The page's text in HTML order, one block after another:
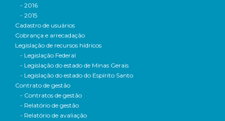
- 2016
- 2015
Cadastro de usuários
Cobrança e arrecadação
Legislação de recursos hídricos
- Legislação Federal
- Legislação do estado de Minas Gerais
- Legislação do estado do Espírito Santo
Contrato de gestão
- Contratos de gestão
- Relatório de gestão
- Relatório de avaliação